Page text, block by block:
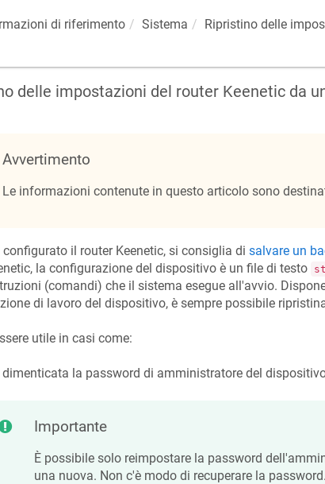
di riferimento Sistema Ripristino delle
delle impostazioni del router Keeneticda
Avvertimento
Le informazioni contenute in questo articolo sono
configurato il router Keenetic, si consiglia di salvare un
, la configurazione del dispositivo è un file di testo
(comandi) che il sistema esegue all'avvio.
di lavoro del dispositivo, è sempre possibile
utile in casi come:
dimenticata la password di amministratore del
Importante
È possibile solo reimpostare la password
una nuova. Non c'è modo di recuperare la